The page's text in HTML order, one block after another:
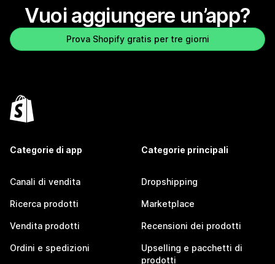
Vuoi aggiungere un’app?
Prova Shopify gratis per tre giorni
Categorie di app
Canali di vendita
Ricerca prodotti
Vendita prodotti
Ordini e spedizioni
Categorie principali
Dropshipping
Marketplace
Recensioni dei prodotti
Upselling e pacchetti di
prodotti